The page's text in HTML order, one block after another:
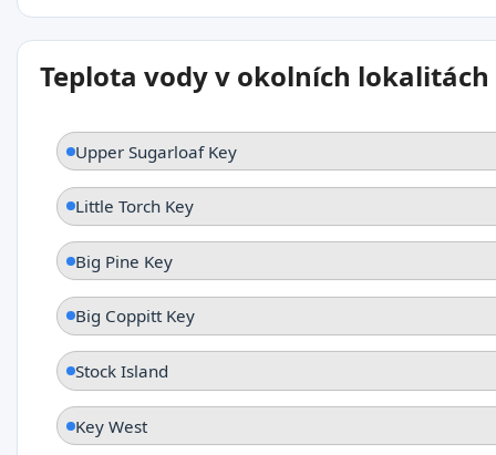
Teplota vody v okolních lokalitách
Upper Sugarloaf Key
Little Torch Key
Big Pine Key
Big Coppitt Key
Stock Island
Key West